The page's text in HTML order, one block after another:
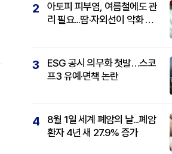
2
아토피 피부염, 여름철에도 관
리 필요...땀·자외선이 악화 요
3
ESG 공시 의무화 첫발…스코
프3 유예·면책 논란
4
8월 1일 세계 폐암의 날...폐암
환자 4년 새 27.9% 증가